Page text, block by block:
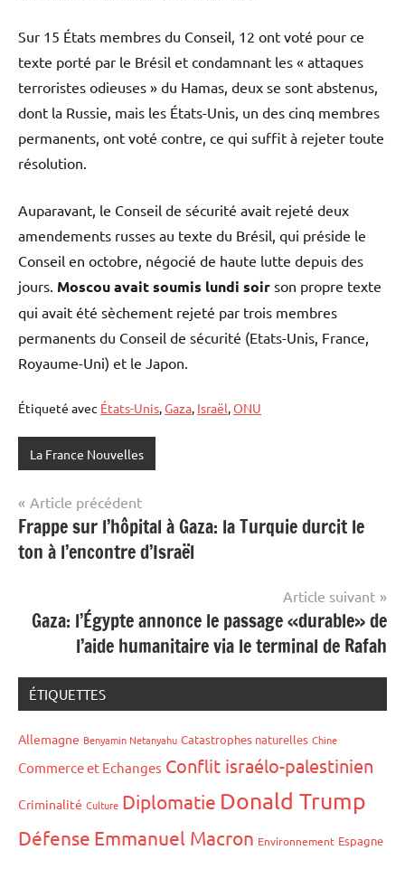
Sur 15 États membres du Conseil, 12 ont voté pour ce
texte porté par le Brésil et condamnant les « attaques
terroristes odieuses » du Hamas, deux se sont abstenus,
dont la Russie, mais les États-Unis, un des cinq membres
permanents, ont voté contre, ce qui suffit à rejeter toute
résolution.
Auparavant, le Conseil de sécurité avait rejeté deux
amendements russes au texte du Brésil, qui préside le
Conseil en octobre, négocié de haute lutte depuis des
jours. Moscou avait soumis lundi soir son propre texte
qui avait été sèchement rejeté par trois membres
permanents du Conseil de sécurité (Etats-Unis, France,
Royaume-Uni) et le Japon.
Étiqueté avec États-Unis,Gaza, Israël,ONU
La France Nouvelles
Navigation
de
l’article
Article précédent
Frappe sur l’hôpital à Gaza: la Turquie durcit le
ton à l’encontre d’Israël
Article suivant
Gaza: l’Égypte annonce le passage «durable» de
l’aide humanitaire via le terminal de Rafah
ÉTIQUETTES
Allemagne Benyamin Netanyahu Catastrophes naturelles Chine
Commerce et Echanges Conflit israélo-palestinien
Criminalité Culture Diplomatie Donald Trump
Défense Emmanuel Macron Environnement Espagne